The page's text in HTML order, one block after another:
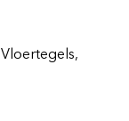
Vloertegels,